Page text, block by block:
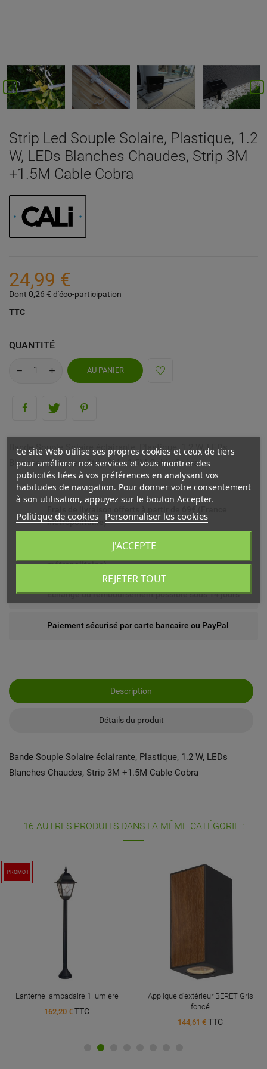
 
Strip Led Souple Solaire, Plastique, 1.2
W, LEDs Blanches Chaudes, Strip 3M
+1.5M Cable Cobra
24,99 €
Dont 0,26 € d'éco-participation
TTC
QUANTITÉ
AU PANIER
Bande Souple Solaire éclairante, Plastique, 1.2 W, LEDs
Blanches Chaudes, Strip 3M +1.5M Cable Cobra
métropolitaine)
Livré chez vous ou en point relais (France
métropolitaine)
Echange ou remboursement possible sous 14 jours
Paiement sécurisé par carte bancaire ou PayPal
Description
Détails du produit
Bande Souple Solaire éclairante, Plastique, 1.2 W, LEDs
Blanches Chaudes, Strip 3M +1.5M Cable Cobra
16 AUTRES PRODUITS DANS LA MÊME CATÉGORIE :
PROMO !
Lanterne lampadaire 1 lumière
162,20 € TTC
Applique d'extérieur BERET Gris
foncé
144,61 € TTC
Ce site Web utilise ses propres cookies et ceux de tiers
pour améliorer nos services et vous montrer des
publicités liées à vos préférences en analysant vos
habitudes de navigation. Pour donner votre consentement
à son utilisation, appuyez sur le bouton Accepter.
Politique de cookies Personnaliser les cookies
REJETER TOUT
J'ACCEPTE